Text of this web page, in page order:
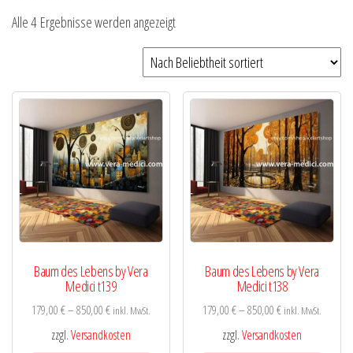
Alle 4 Ergebnisse werden angezeigtNach
Beliebtheit
sortiert
Baum des Lebens by Vera
Medici t139
179,00€–850,00€ inkl. MwSt.
zzgl.Versandkosten
Baum des Lebens by Vera
Medici t138
179,00€–850,00€ inkl. MwSt.
zzgl.Versandkosten